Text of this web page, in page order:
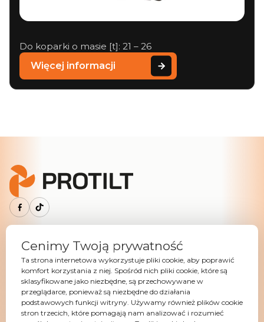
Do koparki o masie [t]: 21 – 26
Więcej informacji
Menu Główne
Tiltrotator
Szybkozłącza
Osprzęt hydrauliczny
Osprzęt mechaniczny
Cenimy Twoją prywatność
Ta strona internetowa wykorzystuje pliki cookie, aby poprawić
komfort korzystania z niej. Spośród nich pliki cookie, które są
sklasyfikowane jako niezbędne, są przechowywane w
przeglądarce, ponieważ są niezbędne do działania
podstawowych funkcji witryny. Używamy również plików cookie
stron trzecich, które pomagają nam analizować i rozumieć